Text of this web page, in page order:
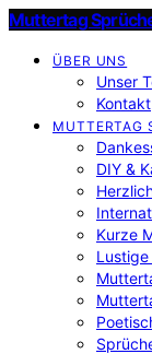
Muttertag
ÜBER UNS
Unser
Kontakt
MUTTERTAG
DIY &
Kurze